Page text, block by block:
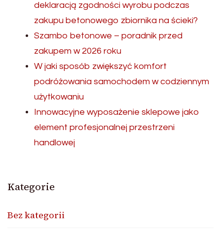
deklaracją zgodności wyrobu podczas
zakupu betonowego zbiornika na ścieki?
Szambo betonowe – poradnik przed
zakupem w 2026 roku
W jaki sposób zwiększyć komfort
podróżowania samochodem w codziennym
użytkowaniu
Innowacyjne wyposażenie sklepowe jako
element profesjonalnej przestrzeni
handlowej
Kategorie
Bez kategorii